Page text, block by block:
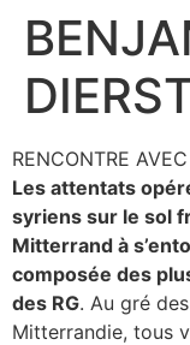
Aller
contenu
RENCONTRE
Les attentats
syriens sur le sol
Mitterrand à
composée des
des RG. Au gré
Mitterrandie, tous